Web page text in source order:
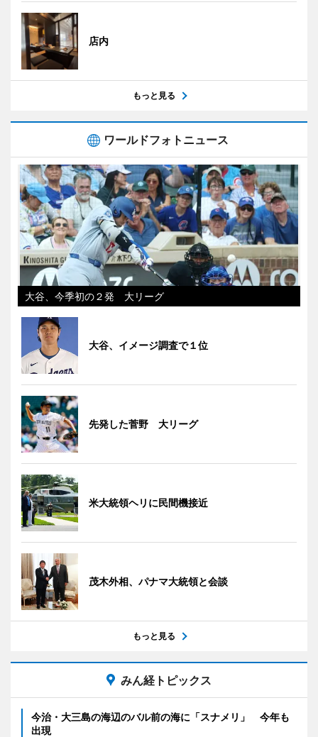
店内
もっと見る
ワールドフォトニュース
大谷、今季初の２発 大リーグ
大谷、イメージ調査で１位
先発した菅野 大リーグ
米大統領ヘリに民間機接近
茂木外相、パナマ大統領と会談
もっと見る
みん経トピックス
今治・大三島の海辺のバル前の海に「スナメリ」 今年も
出現